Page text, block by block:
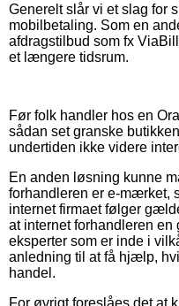
Generelt slår vi et slag for
mobilbetaling. Som en
afdragstilbud som fx
et længere tidsrum.
Før folk handler hos en
sådan set granske
undertiden ikke videre
En anden løsning kunne
forhandleren er e-mærket,
internet firmaet følger
at internet forhandleren
eksperter som er inde i
anledning til at få hjælp,
handel.
For øvrigt foreslåes det at